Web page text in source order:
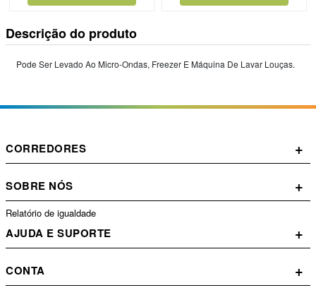
Descrição do produto
Pode Ser Levado Ao Micro-Ondas, Freezer E Máquina De Lavar Louças.
CORREDORES +
SOBRE NÓS +
Relatório de igualdade
AJUDA E SUPORTE +
CONTA +